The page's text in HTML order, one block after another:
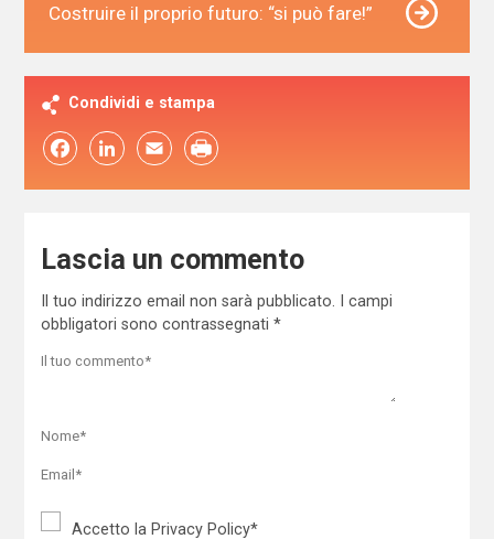
Costruire il proprio futuro: “si può fare!”
Condividi e stampa
FacebookLinkedIn Email
Lascia un commento
Il tuo indirizzo email non sarà pubblicato.
I campi
obbligatori sono contrassegnati *
Accetto la Privacy Policy*